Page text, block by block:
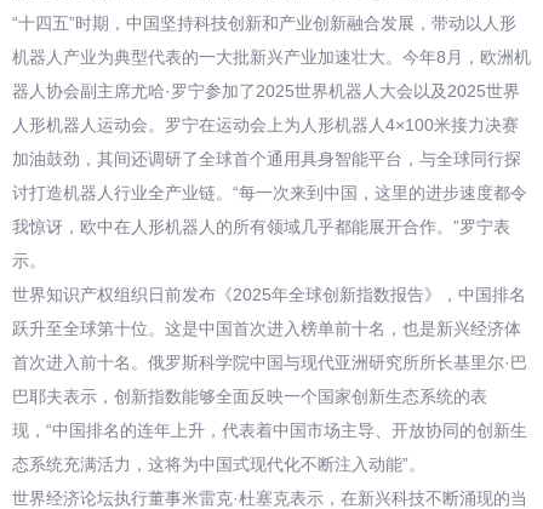
“十四五”时期，中国坚持科技创新和产业创新融合发展，带动以人形
机器人产业为典型代表的一大批新兴产业加速壮大。今年8月，欧洲机
器人协会副主席尤哈·罗宁参加了2025世界机器人大会以及2025世界
人形机器人运动会。罗宁在运动会上为人形机器人4×100米接力决赛
加油鼓劲，其间还调研了全球首个通用具身智能平台，与全球同行探
讨打造机器人行业全产业链。“每一次来到中国，这里的进步速度都令
我惊讶，欧中在人形机器人的所有领域几乎都能展开合作。”罗宁表
示。
世界知识产权组织日前发布《2025年全球创新指数报告》，中国排名
跃升至全球第十位。这是中国首次进入榜单前十名，也是新兴经济体
首次进入前十名。俄罗斯科学院中国与现代亚洲研究所所长基里尔·巴
巴耶夫表示，创新指数能够全面反映一个国家创新生态系统的表
现，“中国排名的连年上升，代表着中国市场主导、开放协同的创新生
态系统充满活力，这将为中国式现代化不断注入动能”。
世界经济论坛执行董事米雷克·杜塞克表示，在新兴科技不断涌现的当